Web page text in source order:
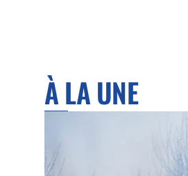
À LA UNE